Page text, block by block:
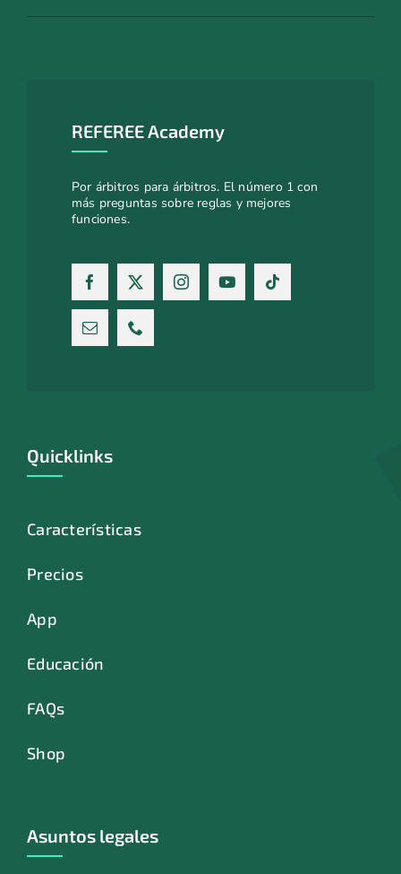
REFEREE Academy
Por árbitros para árbitros. El número 1 con
más preguntas sobre reglas y mejores
funciones.
Quicklinks
Características
Precios
App
Educación
FAQs
Shop
Asuntos legales